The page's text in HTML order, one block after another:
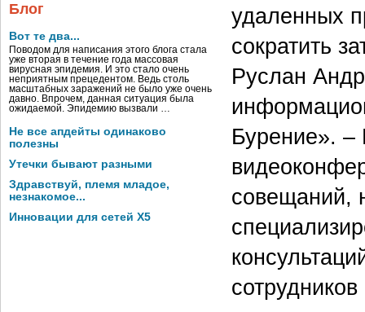
Блог
Вот те два...
Поводом для написания этого блога стала
уже вторая в течение года массовая
вирусная эпидемия. И это стало очень
неприятным прецедентом. Ведь столь
масштабных заражений не было уже очень
давно. Впрочем, данная ситуация была
ожидаемой. Эпидемию вызвали …
Не все апдейты одинаково
полезны
Утечки бывают разными
Здравствуй, племя младое,
незнакомое...
Инновации для сетей X5
удаленных
сократить
Руслан
Бурение». –
совещаний,